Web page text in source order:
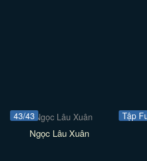
43/43
Ngọc Lâu Xuân
Tập